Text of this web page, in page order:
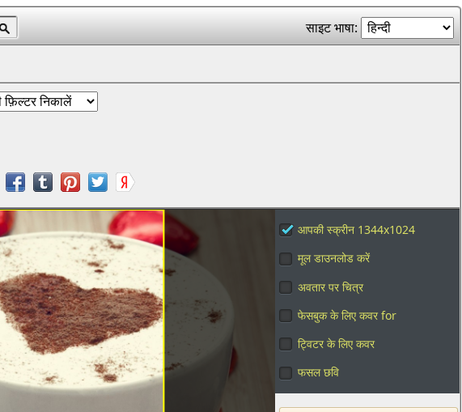
साइट भाषा:
आपकी स्क्रीन 1344x1024
मूल डाउनलोड करें
अवतार पर चित्र
फेसबुक के लिए कवर for
ट्विटर के लिए कवर
फसल छवि